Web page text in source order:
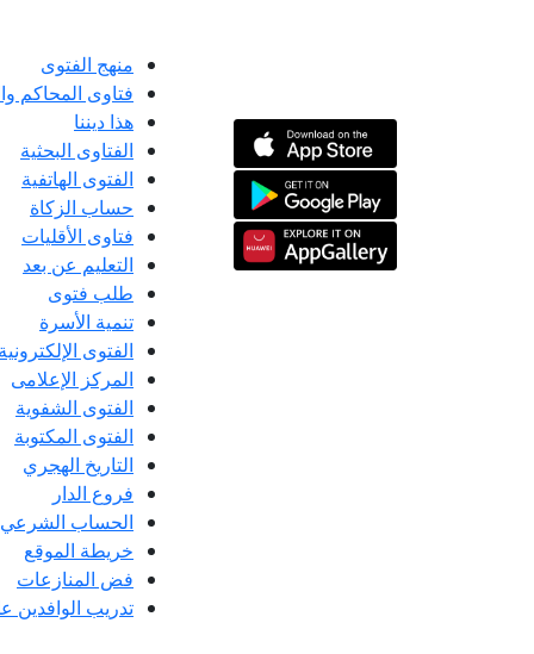
منهج الفتوى
فتاوى المحاكم
هذا ديننا
الفتاوى البحثية
الفتوى الهاتفية
حساب الزكاة
فتاوى الأقليات
التعليم عن بعد
طلب فتوى
تنمية الأسرة
الفتوى الإلكترونية
المركز الإعلامى
الفتوى الشفوية
الفتوى المكتوبة
التاريخ الهجري
فروع الدار
الحساب الشرعي
خريطة الموقع
فض المنازعات
تدريب الوافدين